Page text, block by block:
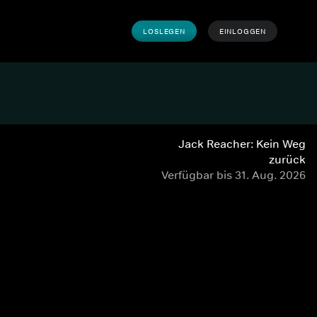
LOSLEGEN EINLOGGEN
Jack Reacher: Kein Weg
zurück
Verfügbar bis 31. Aug. 2026